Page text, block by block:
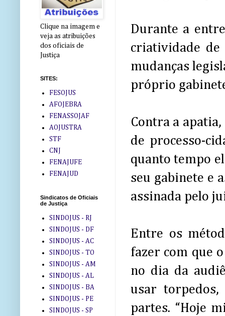
Durante a
criatividade de
mudanças
próprio
Contra a
de processo-
quanto tempo
seu gabinete e
assinada pelo
Entre os
fazer com que
no dia da
usar
partes. “Hoje
Clique na imagem e
veja as atribuições
dos oficiais de
Justiça
SITES:
FESOJUS
AFOJEBRA
FENASSOJAF
AOJUSTRA
STF
CNJ
FENAJUFE
FENAJUD
Sindicatos de Oficiais
de Justiça
SINDOJUS - RJ
SINDOJUS - DF
SINDOJUS - AC
SINDOJUS - TO
SINDOJUS - AM
SINDOJUS - AL
SINDOJUS - BA
SINDOJUS - PE
SINDOJUS - SP